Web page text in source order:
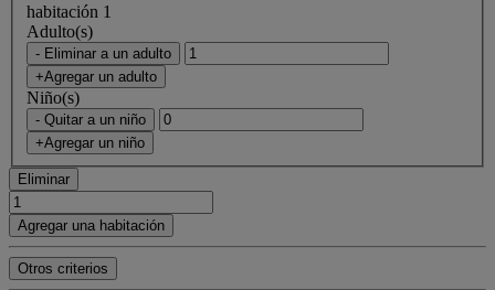
habitación 1
Adulto(s)
- Eliminar a un adulto
+Agregar un adulto
Niño(s)
- Quitar a un niño
+Agregar un niño
Eliminar
Agregar una habitación
Otros criterios